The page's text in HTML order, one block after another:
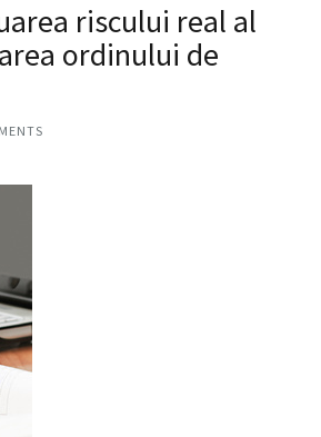
riscului real al
ordinului de